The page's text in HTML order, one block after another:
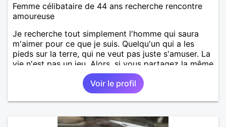
Femme célibataire de 44 ans recherche rencontre
amoureuse
Je recherche tout simplement l'homme qui saura
m'aimer pour ce que je suis. Quelqu'un qui a les
pieds sur la terre, qui ne veut pas juste s'amuser. La
vie n'est pas un jeu. Alors, si vous partagez la même
envie, apprenons à nous connaitre.
Voir le profil